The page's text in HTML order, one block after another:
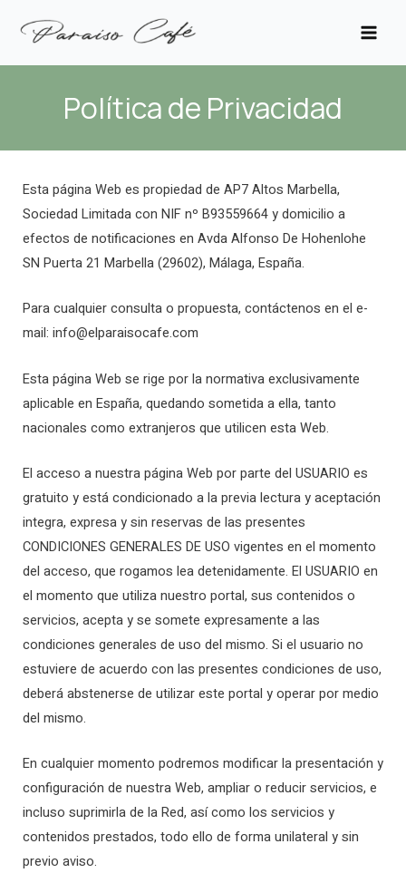
Política de Privacidad
Esta página Web es propiedad de AP7 Altos Marbella,
Sociedad Limitada con NIF nº B93559664 y domicilio a
efectos de notificaciones en Avda Alfonso De Hohenlohe
SN Puerta 21 Marbella (29602), Málaga, España.
Para cualquier consulta o propuesta, contáctenos en el e-
mail: info@elparaisocafe.com
Esta página Web se rige por la normativa exclusivamente
aplicable en España, quedando sometida a ella, tanto
nacionales como extranjeros que utilicen esta Web.
El acceso a nuestra página Web por parte del USUARIO es
gratuito y está condicionado a la previa lectura y aceptación
integra, expresa y sin reservas de las presentes
CONDICIONES GENERALES DE USO vigentes en el momento
del acceso, que rogamos lea detenidamente. El USUARIO en
el momento que utiliza nuestro portal, sus contenidos o
servicios, acepta y se somete expresamente a las
condiciones generales de uso del mismo. Si el usuario no
estuviere de acuerdo con las presentes condiciones de uso,
deberá abstenerse de utilizar este portal y operar por medio
del mismo.
En cualquier momento podremos modificar la presentación y
configuración de nuestra Web, ampliar o reducir servicios, e
incluso suprimirla de la Red, así como los servicios y
contenidos prestados, todo ello de forma unilateral y sin
previo aviso.